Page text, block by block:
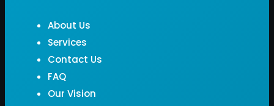
About Us
Services
Contact Us
FAQ
Our Vision